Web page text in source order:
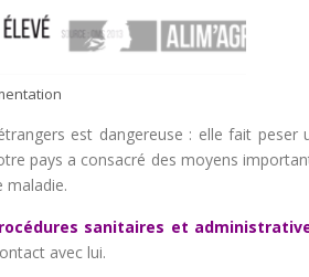
est dangereuse : elle fait peser
pays a consacré des moyens
maladie.
sanitaires et
avec lui.